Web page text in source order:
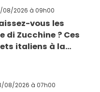
08/2026 à 09h00
vous les
di Zucchine ? Ces
italiens à la
08/2026 à 07h00